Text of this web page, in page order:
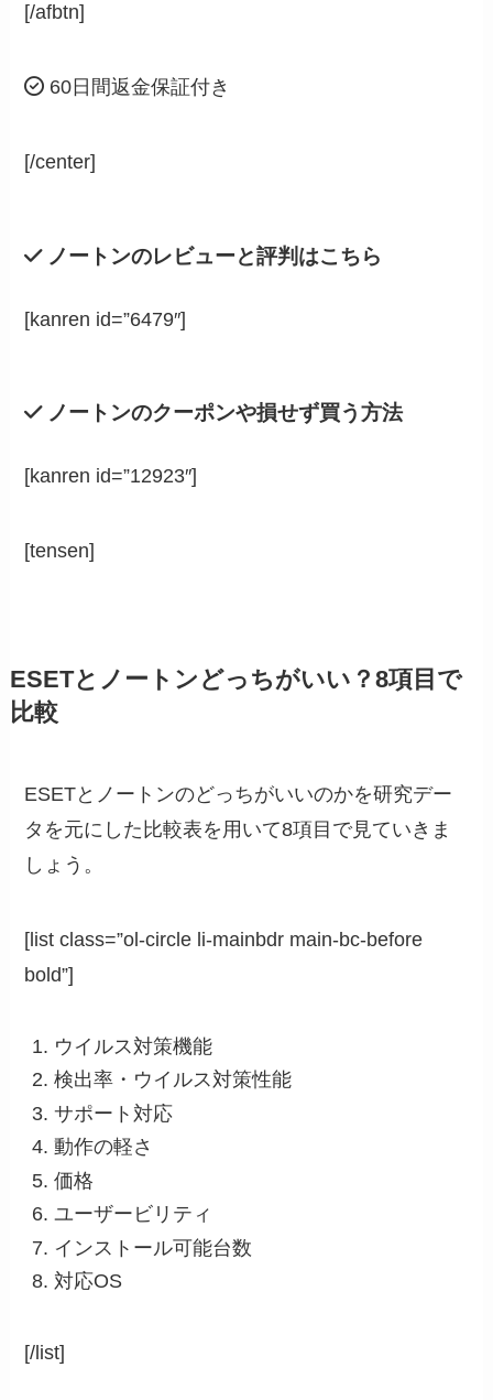
[/afbtn]
60日間返金保証付き
[/center]
ノートンのレビューと評判はこちら
[kanren id=”6479″]
ノートンのクーポンや損せず買う方法
[kanren id=”12923″]
[tensen]
ESETとノートンどっちがいい？8項目で
比較
ESETとノートンのどっちがいいのかを研究デー
タを元にした比較表を用いて8項目で見ていきま
しょう。
[list class=”ol-circle li-mainbdr main-bc-before
bold”]
ウイルス対策機能
検出率・ウイルス対策性能
サポート対応
動作の軽さ
価格
ユーザービリティ
インストール可能台数
対応OS
[/list]